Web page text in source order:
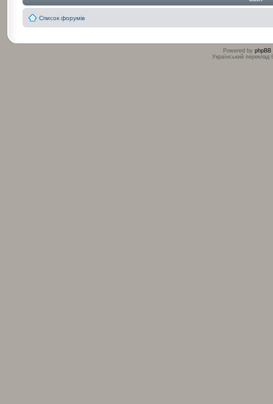
Список форумів
Powered by phpBB
Український